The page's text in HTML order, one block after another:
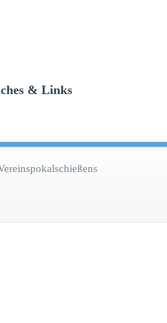
& Links